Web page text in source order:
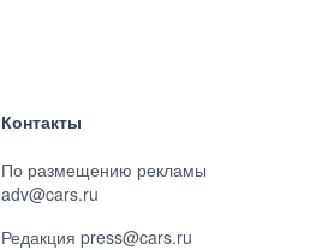
Контакты
По размещению рекламы
adv@cars.ru
Редакция press@cars.ru